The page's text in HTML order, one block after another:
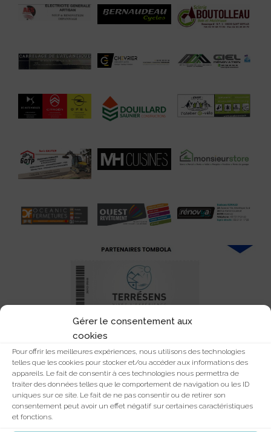
Gérer le consentement aux
cookies
Pour offrir les meilleures expériences, nous utilisons des technologies
telles que les cookies pour stocker et/ou accéder aux informations des
appareils. Le fait de consentir à ces technologies nous permettra de
traiter des données telles que le comportement de navigation ou les ID
uniques sur ce site. Le fait de ne pas consentir ou de retirer son
consentement peut avoir un effet négatif sur certaines caractéristiques
et fonctions.